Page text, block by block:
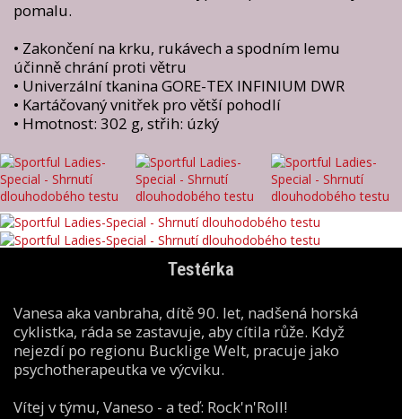
pomalu.
• Zakončení na krku, rukávech a spodním lemu
účinně chrání proti větru
• Univerzální tkanina GORE-TEX INFINIUM DWR
• Kartáčovaný vnitřek pro větší pohodlí
• Hmotnost: 302 g, střih: úzký
Testérka
Vanesa aka vanbraha, dítě 90. let, nadšená horská
cyklistka, ráda se zastavuje, aby cítila růže. Když
nejezdí po regionu Bucklige Welt, pracuje jako
psychotherapeutka ve výcviku.
Vítej v týmu, Vaneso - a teď: Rock'n'Roll!